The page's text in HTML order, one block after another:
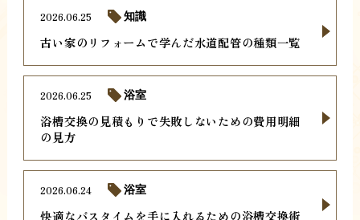
古い家のリフォームで学んだ水道配管の種類一覧
2026.06.25 知識
浴槽交換の見積もりで失敗しないための費用明細
の見方
2026.06.25 浴室
快適なバスタイムを手に入れるための浴槽交換術
2026.06.24 浴室